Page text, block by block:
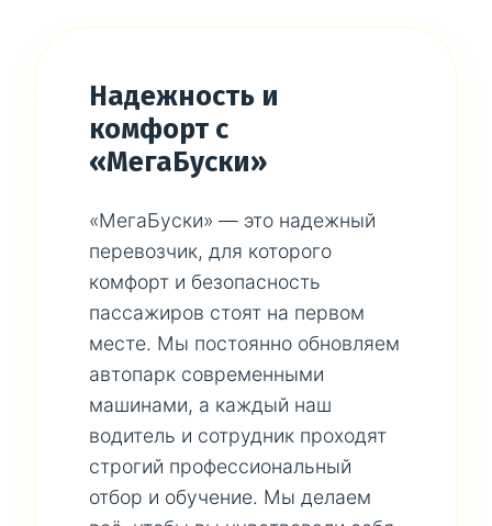
Надежность и
комфорт с
«МегаБуски»
«МегаБуски» — это надежный
перевозчик, для которого
комфорт и безопасность
пассажиров стоят на первом
месте. Мы постоянно обновляем
автопарк современными
машинами, а каждый наш
водитель и сотрудник проходят
строгий профессиональный
отбор и обучение. Мы делаем